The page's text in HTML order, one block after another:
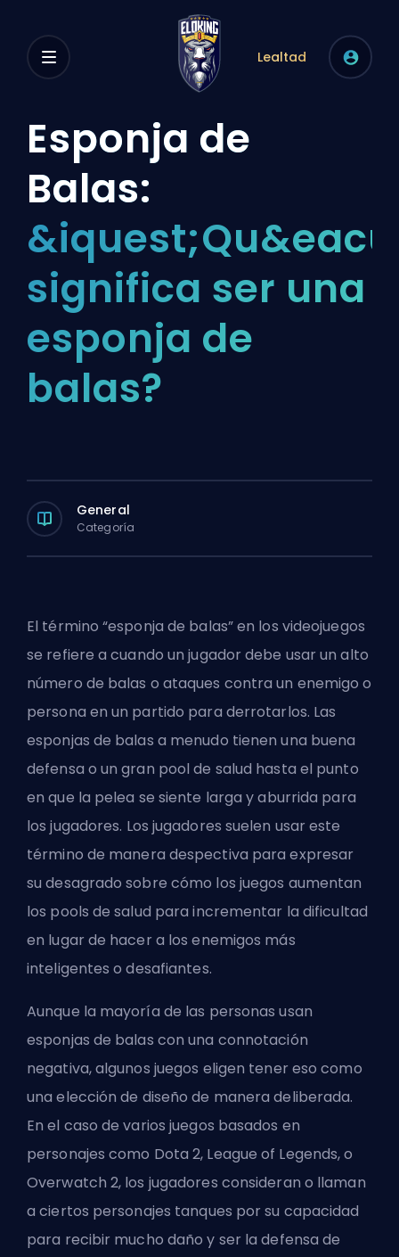
Lealtad
Esponja de
Balas:
significa ser una
esponja de
balas?
General
Categoría
El término “esponja de balas” en los videojuegos
se refiere a cuando un jugador debe usar un alto
número de balas o ataques contra un enemigo o
persona en un partido para derrotarlos. Las
esponjas de balas a menudo tienen una buena
defensa o un gran pool de salud hasta el punto
en que la pelea se siente larga y aburrida para
los jugadores. Los jugadores suelen usar este
término de manera despectiva para expresar
su desagrado sobre cómo los juegos aumentan
los pools de salud para incrementar la dificultad
en lugar de hacer a los enemigos más
inteligentes o desafiantes.
Aunque la mayoría de las personas usan
esponjas de balas con una connotación
negativa, algunos juegos eligen tener eso como
una elección de diseño de manera deliberada.
En el caso de varios juegos basados en
personajes como Dota 2, League of Legends, o
Overwatch 2, los jugadores consideran o llaman
a ciertos personajes tanques por su capacidad
para recibir mucho daño y ser la defensa de